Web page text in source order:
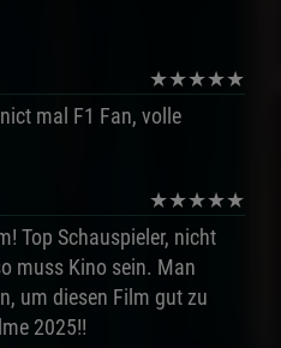
★★★★★
mal F1 Fan, volle
★★★★★
Top Schauspieler, nicht
muss Kino sein. Man
um diesen Film gut zu
2025!!